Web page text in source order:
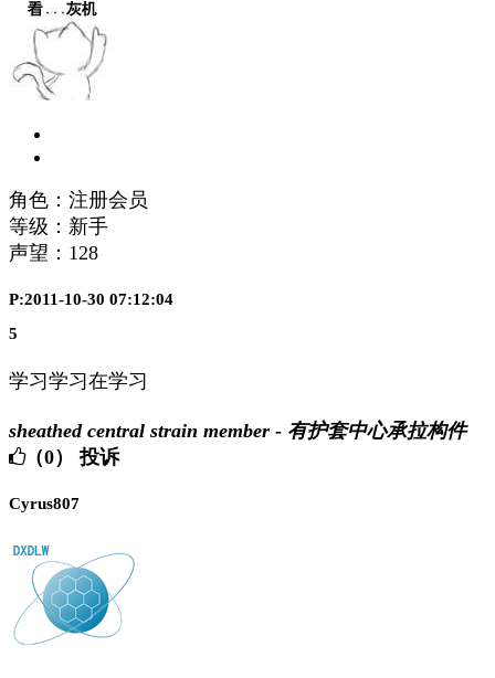
角色：注册会员
等级：新手
声望： 128
P:2011-10-30 07:12:04
5
学习学习在学习
sheathed central strain member - 有护套中心承拉构件
（0）
投诉
Cyrus807